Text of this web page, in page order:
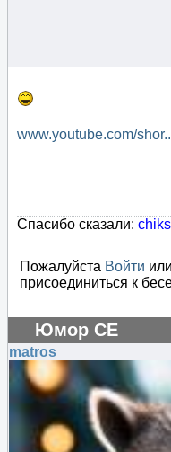
www.youtube.com/
Спасибо сказали:
Пожалуйста Войти или
присоединиться к
Юмор СЕ
matros